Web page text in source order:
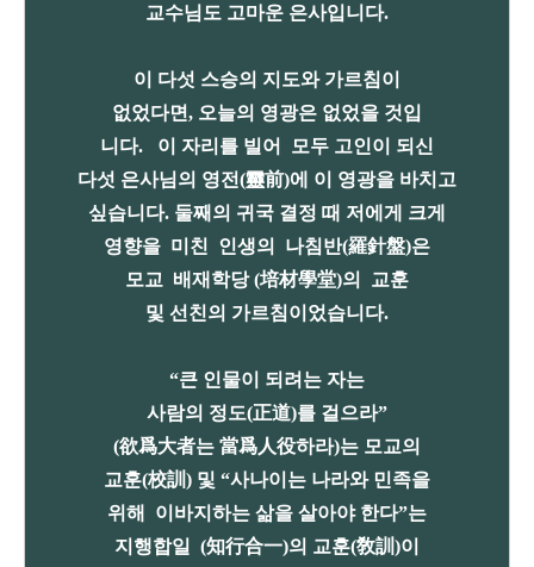
교수님도 고마운 은사입니다.
이 다섯 스승의 지도와 가르침이
없었다면, 오늘의 영광은 없었을 것입
니다. 이 자리를 빌어 모두 고인이 되신
다섯 은사님의 영전(靈前)에 이 영광을 바치고
싶습니다. 둘째의 귀국 결정 때 저에게 크게
영향을 미친 인생의 나침반(羅針盤)은
모교 배재학당 (培材學堂)의 교훈
및 선친의 가르침이었습니다.
“큰 인물이 되려는 자는
사람의 정도(正道)를 걸으라”
(欲爲大者는 當爲人役하라)는 모교의
교훈(校訓) 및 “사나이는 나라와 민족을
위해 이바지하는 삶을 살아야 한다”는
지행합일 (知行合一)의 교훈(敎訓)이